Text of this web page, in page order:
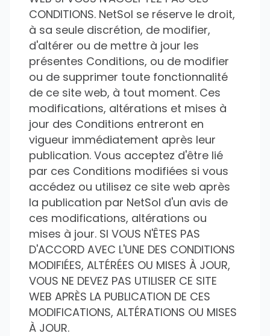
CONDITIONS. NetSol se réserve le droit,
à sa seule discrétion, de modifier,
d'altérer ou de mettre à jour les
présentes Conditions, ou de modifier
ou de supprimer toute fonctionnalité
de ce site web, à tout moment. Ces
modifications, altérations et mises à
jour des Conditions entreront en
vigueur immédiatement après leur
publication. Vous acceptez d'être lié
par ces Conditions modifiées si vous
accédez ou utilisez ce site web après
la publication par NetSol d'un avis de
ces modifications, altérations ou
mises à jour. SI VOUS N'ÊTES PAS
D'ACCORD AVEC L'UNE DES CONDITIONS
MODIFIÉES, ALTÉRÉES OU MISES À JOUR,
VOUS NE DEVEZ PAS UTILISER CE SITE
WEB APRÈS LA PUBLICATION DE CES
MODIFICATIONS, ALTÉRATIONS OU MISES
À JOUR.